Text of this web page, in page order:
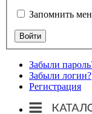
Запомнить
Забыли
Забыли логин?
Регистрация